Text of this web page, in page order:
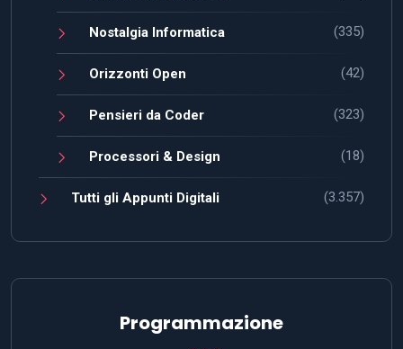
Nostalgia Informatica (335)
Orizzonti Open (42)
Pensieri da Coder (323)
Processori & Design (18)
Tutti gli Appunti Digitali (3.357)
Programmazione